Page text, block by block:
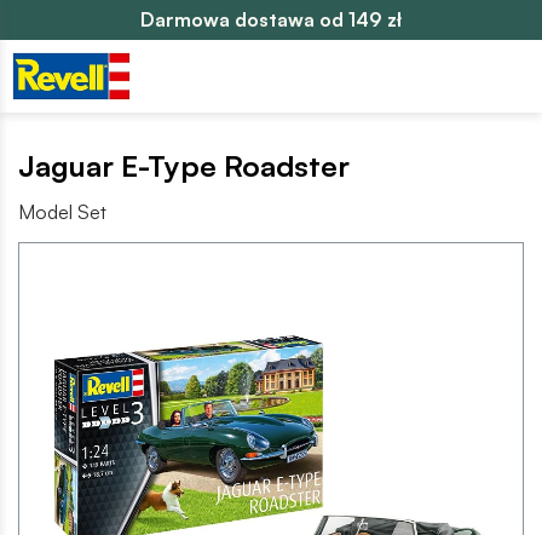
Darmowa dostawa od 149 zł
Jaguar E-Type Roadster
Model Set